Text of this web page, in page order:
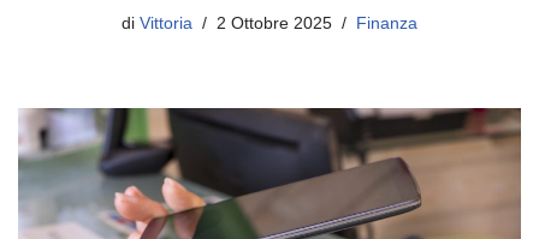
di Vittoria 2 Ottobre 2025 Finanza